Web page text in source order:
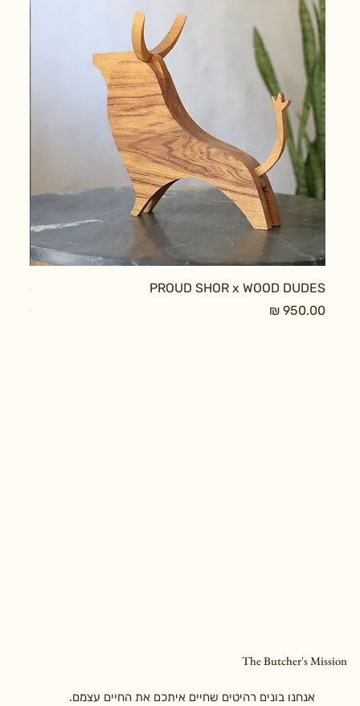
PROUD SHOR x WOOD DUDES
מחיר
מחיר
The Butcher's Mission
אנחנו בונים רהיטים שחיים איתכם את החיים עצמם.